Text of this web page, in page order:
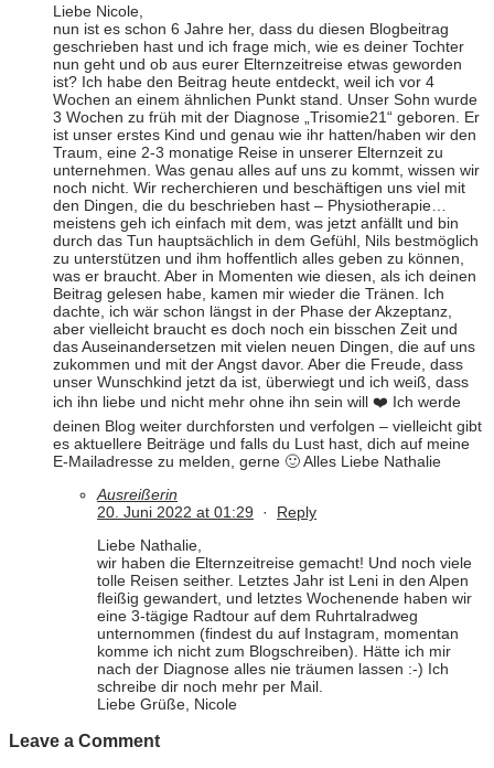
Liebe Nicole,
nun ist es schon 6 Jahre her, dass du diesen Blogbeitrag
geschrieben hast und ich frage mich, wie es deiner Tochter
nun geht und ob aus eurer Elternzeitreise etwas geworden
ist? Ich habe den Beitrag heute entdeckt, weil ich vor 4
Wochen an einem ähnlichen Punkt stand. Unser Sohn wurde
3 Wochen zu früh mit der Diagnose „Trisomie21“ geboren. Er
ist unser erstes Kind und genau wie ihr hatten/haben wir den
Traum, eine 2-3 monatige Reise in unserer Elternzeit zu
unternehmen. Was genau alles auf uns zu kommt, wissen wir
noch nicht. Wir recherchieren und beschäftigen uns viel mit
den Dingen, die du beschrieben hast – Physiotherapie…
meistens geh ich einfach mit dem, was jetzt anfällt und bin
durch das Tun hauptsächlich in dem Gefühl, Nils bestmöglich
zu unterstützen und ihm hoffentlich alles geben zu können,
was er braucht. Aber in Momenten wie diesen, als ich deinen
Beitrag gelesen habe, kamen mir wieder die Tränen. Ich
dachte, ich wär schon längst in der Phase der Akzeptanz,
aber vielleicht braucht es doch noch ein bisschen Zeit und
das Auseinandersetzen mit vielen neuen Dingen, die auf uns
zukommen und mit der Angst davor. Aber die Freude, dass
unser Wunschkind jetzt da ist, überwiegt und ich weiß, dass
ich ihn liebe und nicht mehr ohne ihn sein will ❤️ Ich werde
deinen Blog weiter durchforsten und verfolgen – vielleicht gibt
es aktuellere Beiträge und falls du Lust hast, dich auf meine
E-Mailadresse zu melden, gerne 🙂 Alles Liebe Nathalie
Ausreißerin
20. Juni 2022 at 01:29 · Reply
Liebe Nathalie,
wir haben die Elternzeitreise gemacht! Und noch viele
tolle Reisen seither. Letztes Jahr ist Leni in den Alpen
fleißig gewandert, und letztes Wochenende haben wir
eine 3-tägige Radtour auf dem Ruhrtalradweg
unternommen (findest du auf Instagram, momentan
komme ich nicht zum Blogschreiben). Hätte ich mir
nach der Diagnose alles nie träumen lassen :-) Ich
schreibe dir noch mehr per Mail.
Liebe Grüße, Nicole
Leave a Comment